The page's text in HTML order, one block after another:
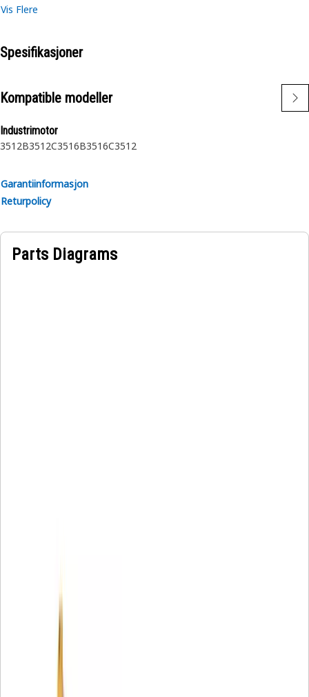
Vis Flere
Spesifikasjoner
Kompatible modeller
Industrimotor
3512B3512C3516B3516C3512
Garantiinformasjon
Returpolicy
Parts Diagrams